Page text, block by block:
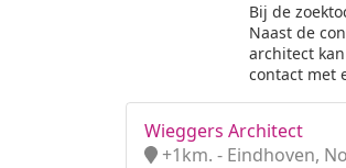
Bij de
Naast de
architect
contact met
Wieggers Architect
+1km. - Eindhoven,